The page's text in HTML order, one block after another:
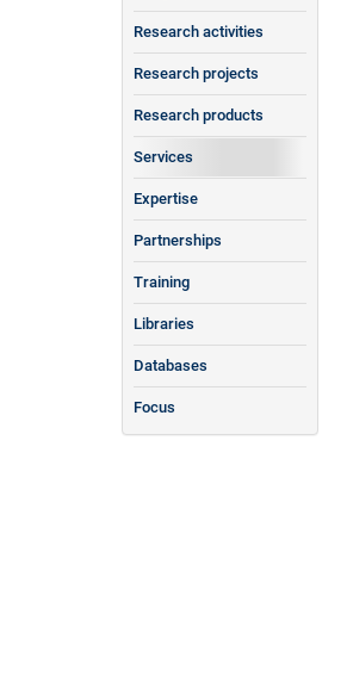
Research activities
Research projects
Research products
Services
Expertise
Partnerships
Training
Libraries
Databases
Focus